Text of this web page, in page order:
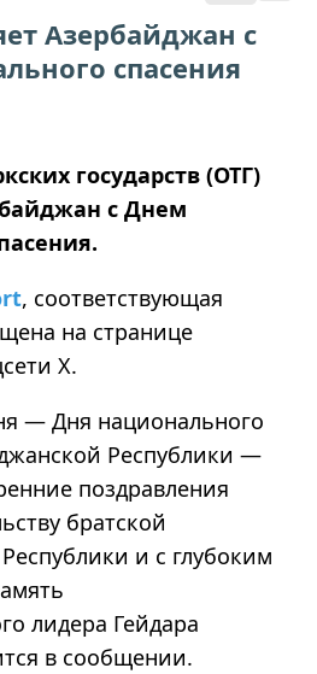
Азербайджан с
спасения
государств (ОТГ)
с Днем
, соответствующая
на странице
X.
— Дня национального
Республики —
поздравления
братской
и с глубоким
лидера Гейдара
в сообщении.